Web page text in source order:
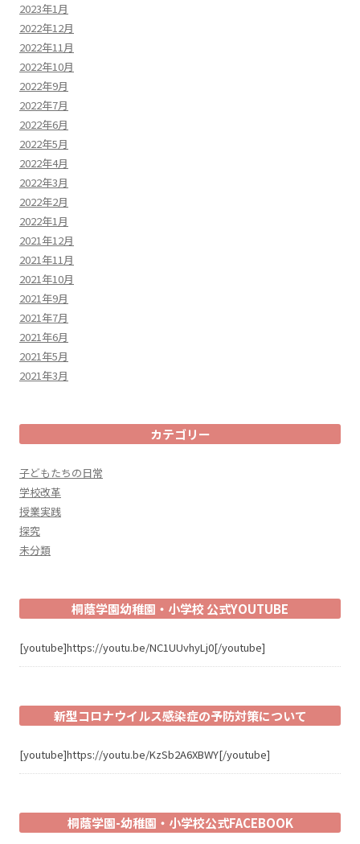
2023年1月
2022年12月
2022年11月
2022年10月
2022年9月
2022年7月
2022年6月
2022年5月
2022年4月
2022年3月
2022年2月
2022年1月
2021年12月
2021年11月
2021年10月
2021年9月
2021年7月
2021年6月
2021年5月
2021年3月
カテゴリー
子どもたちの日常
学校改革
授業実践
探究
未分類
桐蔭学園幼稚園・小学校 公式YOUTUBE
[youtube]https://youtu.be/NC1UUvhyLj0[/youtube]
新型コロナウイルス感染症の予防対策について
[youtube]https://youtu.be/KzSb2A6XBWY[/youtube]
桐蔭学園-幼稚園・小学校公式FACEBOOK